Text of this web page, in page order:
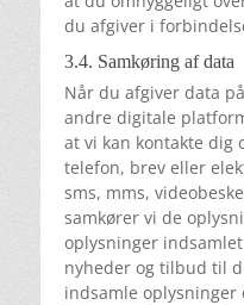
du afgiver i
3.4. Samkøring af data
Når du afgiver data
andre digitale
at vi kan kontakte dig
telefon, brev eller
sms, mms,
samkører vi de
oplysninger
nyheder og tilbud til
indsamle